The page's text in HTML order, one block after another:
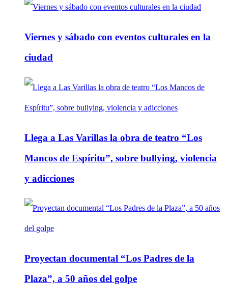
Viernes y sábado con eventos culturales en la
ciudad
Llega a Las Varillas la obra de teatro “Los
Mancos de Espíritu”, sobre bullying, violencia
y adicciones
Proyectan documental “Los Padres de la
Plaza”, a 50 años del golpe